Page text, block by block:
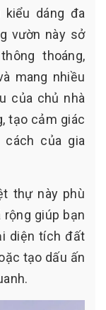
kiểu dáng đa
vườn này sở
thoáng,
mang nhiều
của chủ nhà
tạo cảm giác
của gia
thự này phù
giúp bạn
diện tích đất
tạo dấu ấn